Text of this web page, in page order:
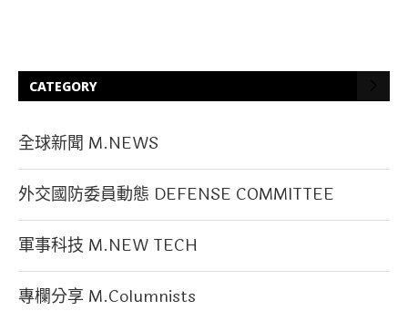
CATEGORY
全球新聞 M.NEWS
外交國防委員動態 DEFENSE COMMITTEE
軍事科技 M.NEW TECH
專欄分享 M.Columnists